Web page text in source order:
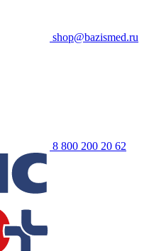
shop@bazismed.ru
8 800 200 20 62